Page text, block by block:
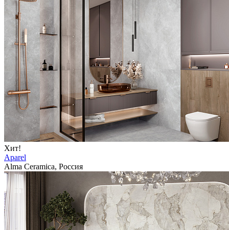
Хит!
Aparel
Alma Ceramica, Россия